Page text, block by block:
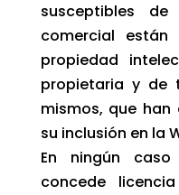
susceptibles
comercial
propiedad
propietaria y de
mismos, que
su inclusión en la
En ningún
concede